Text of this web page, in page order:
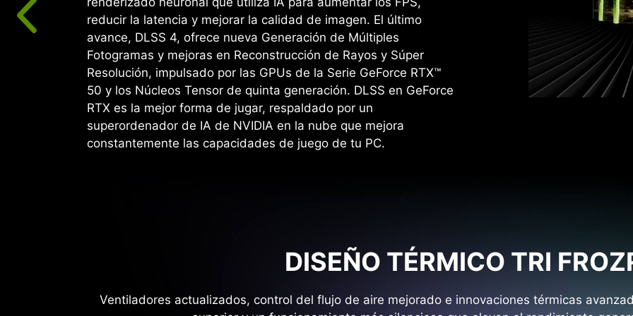
reducir la latencia y mejorar la calidad de imagen. ‌El último
avance, DLSS 4, ofrece nueva Generación de Múltiples
Fotogramas y mejoras en Reconstrucción de Rayos y Súper
Resolución, impulsado por las GPUs de la Serie GeForce RTX™
50 y los Núcleos Tensor de quinta generación. DLSS en GeForce
RTX es la mejor forma de jugar, respaldado por un
superordenador de IA de NVIDIA en la nube que mejora
constantemente las capacidades de juego de tu PC.
DISEÑO TÉRMICO TRI
Ventiladores actualizados, control del flujo de aire mejorado e innovaciones térmicas